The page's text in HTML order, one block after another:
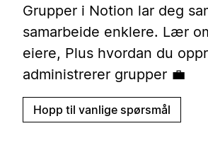
Grupper i Notion lar deg
samarbeide enklere. Lær
eiere, Plus hvordan du
administrerer grupper 💼
Hopp til vanlige spørsmål